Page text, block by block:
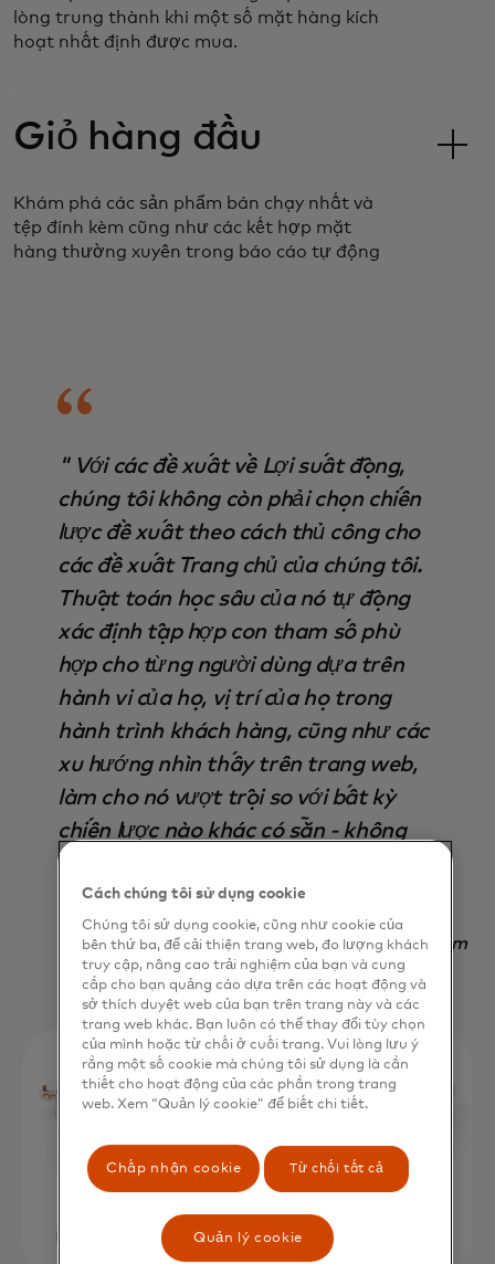
lòng trung thành khi một số mặt hàng kích
hoạt nhất định được mua.
Giỏ hàng đầu
Khám phá các sản phẩm bán chạy nhất và
tệp đính kèm cũng như các kết hợp mặt
hàng thường xuyên trong báo cáo tự động
" Với các đề xuất về Lợi suất động,
chúng tôi không còn phải chọn chiến
lược đề xuất theo cách thủ công cho
các đề xuất Trang chủ của chúng tôi.
Thuật toán học sâu của nó tự động
xác định tập hợp con tham số phù
hợp cho từng người dùng dựa trên
hành vi của họ, vị trí của họ trong
hành trình khách hàng, cũng như các
xu hướng nhìn thấy trên trang web,
làm cho nó vượt trội so với bất kỳ
chiến lược nào khác có sẵn - không
chỉ về đầu ra, mà còn tiết kiệm thời
gian ".
Nadav Yekutiel, Head of Data, GlassesUSA.com
Cách chúng tôi sử dụng cookie
Chúng tôi sử dụng cookie, cũng như cookie của
bên thứ ba, để cải thiện trang web, đo lượng khách
truy cập, nâng cao trải nghiệm của bạn và cung
cấp cho bạn quảng cáo dựa trên các hoạt động và
sở thích duyệt web của bạn trên trang này và các
trang web khác. Bạn luôn có thể thay đổi tùy chọn
của mình hoặc từ chối ở cuối trang. Vui lòng lưu ý
rằng một số cookie mà chúng tôi sử dụng là cần
thiết cho hoạt động của các phần trong trang
web. Xem “Quản lý cookie” để biết chi tiết.
Chấp nhận cookie Từ chối tất cả
Quản lý cookie